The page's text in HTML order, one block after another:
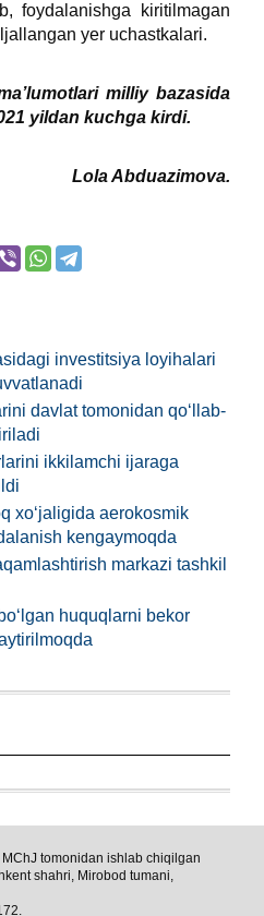
foydalanishga kiritilmagan
yer uchastkalari.
milliy bazasida
yildan kuchga kirdi.
Lola Abduazimova.
investitsiya loyihalari
davlat tomonidan qoʻllab-
ikkilamchi ijaraga
хoʻjaligida aerokosmik
kengaymoqda
markazi tashkil
huquqlarni bekor
tomonidan ishlab chiqilgan
shahri, Mirobod tumani,